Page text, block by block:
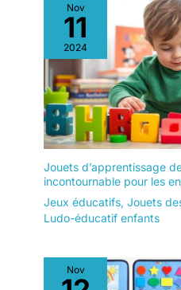
Nov
11
2024
Jouets d’apprentissage
incontournable pour les
Jeux éducatifs, Jouets
Ludo-éducatif enfants
Nov